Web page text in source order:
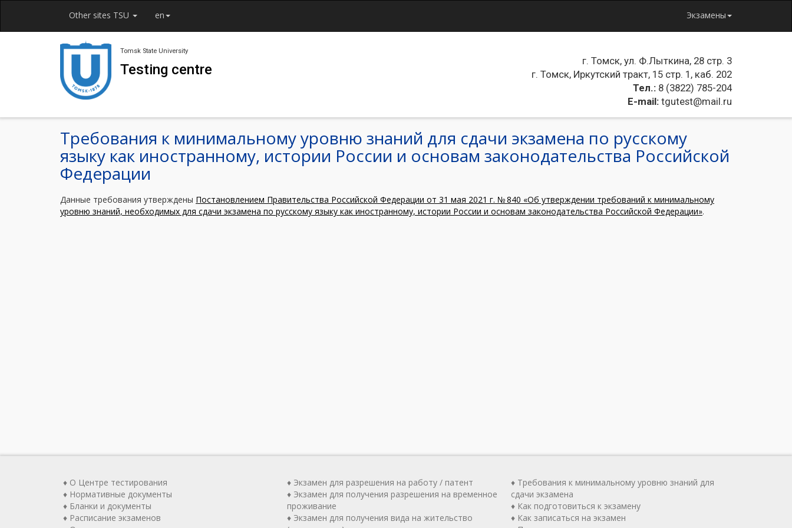
Other sites TSU en Экзамены
Tomsk State University
Testing centre
г. Томск, ул. Ф.Лыткина, 28 стр. 3
г. Томск, Иркутский тракт, 15 стр. 1, каб. 202
Тел.: 8 (3822) 785-204
E-mail: tgutest@mail.ru
Требования к минимальному уровню знаний для сдачи экзамена по русскому
языку как иностранному, истории России и основам законодательства Российской
Федерации
Данные требования утверждены Постановлением Правительства Российской Федерации от 31 мая 2021 г. № 840 «Об утверждении требований к минимальному
уровню знаний, необходимых для сдачи экзамена по русскому языку как иностранному, истории России и основам законодательства Российской Федерации».
♦ О Центре тестирования
♦ Нормативные документы
♦ Бланки и документы
♦ Расписание экзаменов
♦ Экзамен для разрешения на работу / патент
♦ Экзамен для получения разрешения на временное
проживание
♦ Экзамен для получения вида на жительство
♦ Требования к минимальному уровню знаний для
сдачи экзамена
♦ Как подготовиться к экзамену
♦ Как записаться на экзамен